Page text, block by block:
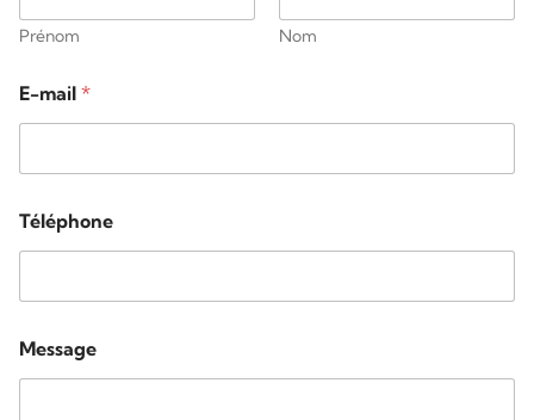
Prénom Nom
E-mail *
Téléphone
Message